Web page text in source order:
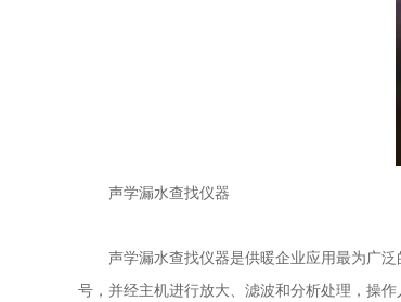
声学漏水查找仪器
声学漏水查找仪器是供暖企业应用最为广
号，并经主机进行放大、滤波和分析处理，操作